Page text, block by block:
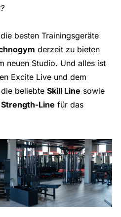
besten Trainingsgeräte
derzeit zu bieten
neuen Studio. Und alles ist
Excite Live und dem
beliebte Skill Line sowie
Strength-Line für das